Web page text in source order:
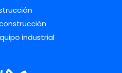
industrial